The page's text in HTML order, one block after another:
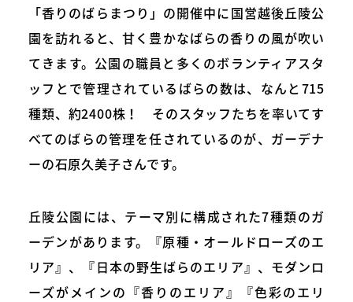
「香りのばらまつり」の開催中に国営越後丘陵公
園を訪れると、甘く豊かなばらの香りの風が吹い
てきます。公園の職員と多くのボランティアスタ
ッフとで管理されているばらの数は、なんと715
種類、約2400株！ そのスタッフたちを率いてす
べてのばらの管理を任されているのが、ガーデナ
ーの石原久美子さんです。
丘陵公園には、テーマ別に構成された7種類のガ
ーデンがあります。『原種・オールドローズのエ
リア』、『日本の野生ばらのエリア』、モダンロ
ーズがメインの『香りのエリア』『色彩のエリ